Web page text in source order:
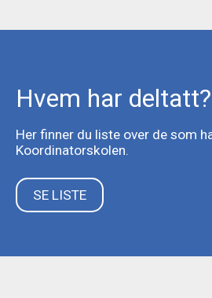
Hvem har deltatt?
Her finner du liste over de som
Koordinatorskolen.
SE LISTE